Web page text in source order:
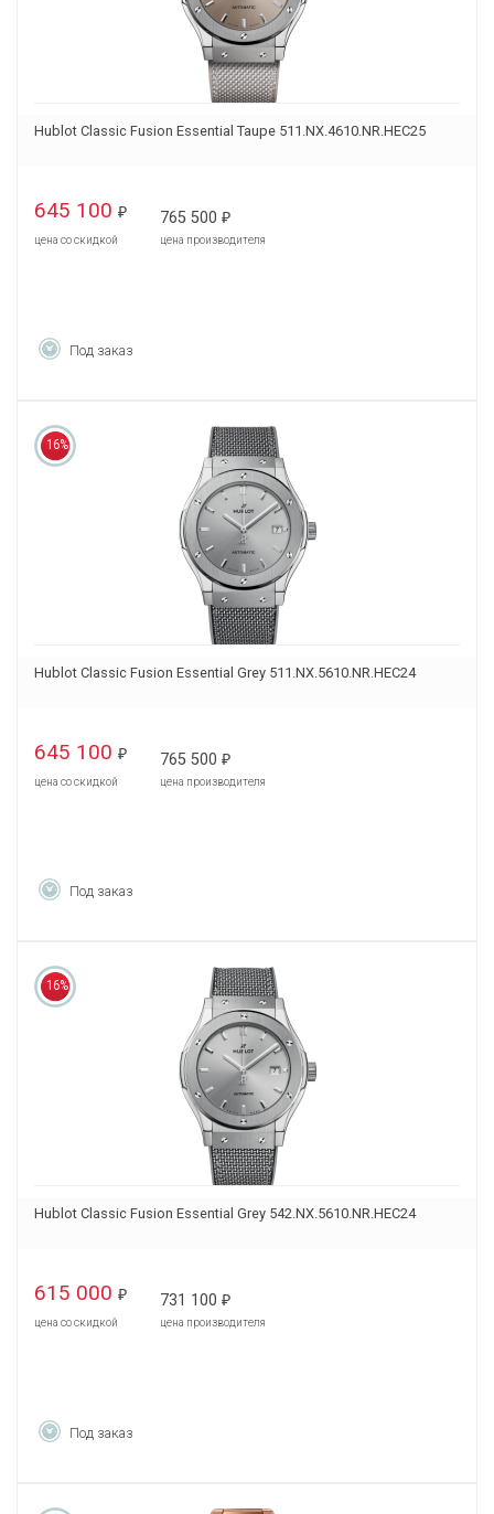
Hublot Classic Fusion Essential Taupe 511.NX.4610.NR.HEC25
645 100 ₽
цена со скидкой
765 500 ₽
цена производителя
Под заказ
16%
Hublot Classic Fusion Essential Grey 511.NX.5610.NR.HEC24
645 100 ₽
цена со скидкой
765 500 ₽
цена производителя
Под заказ
16%
Hublot Classic Fusion Essential Grey 542.NX.5610.NR.HEC24
615 000 ₽
цена со скидкой
731 100 ₽
цена производителя
Под заказ